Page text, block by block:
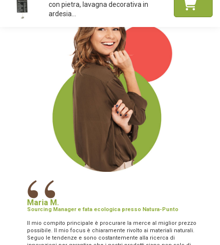
con pietra, lavagna decorativa in
ardesia...
“
Maria M.
Sourcing Manager e fata ecologica presso Natura-Punto
Il mio compito principale è procurare la merce al miglior prezzo
possibile. Il mio focus è chiaramente rivolto ai materiali naturali.
Seguo le tendenze e sono costantemente alla ricerca di